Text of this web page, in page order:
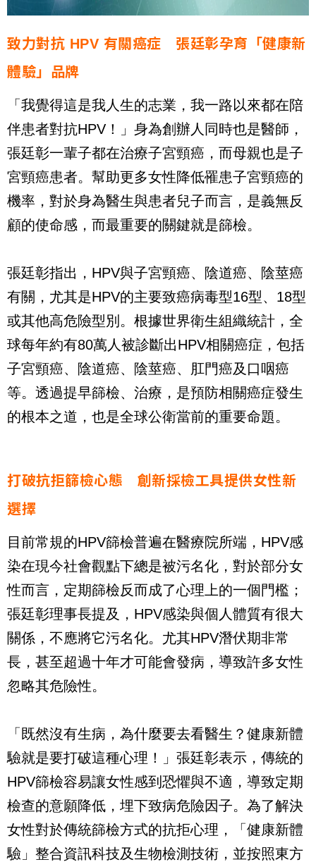
致力對抗 HPV 有關癌症 張廷彰孕育「健康新
體驗」品牌
「我覺得這是我人生的志業，我一路以來都在陪
伴患者對抗HPV！」身為創辦人同時也是醫師，
張廷彰一輩子都在治療子宮頸癌，而母親也是子
宮頸癌患者。幫助更多女性降低罹患子宮頸癌的
機率，對於身為醫生與患者兒子而言，是義無反
顧的使命感，而最重要的關鍵就是篩檢。
張廷彰指出，HPV與子宮頸癌、陰道癌、陰莖癌
有關，尤其是HPV的主要致癌病毒型16型、18型
或其他高危險型別。根據世界衛生組織統計，全
球每年約有80萬人被診斷出HPV相關癌症，包括
子宮頸癌、陰道癌、陰莖癌、肛門癌及口咽癌
等。透過提早篩檢、治療，是預防相關癌症發生
的根本之道，也是全球公衛當前的重要命題。
打破抗拒篩檢心態 創新採檢工具提供女性新
選擇
目前常規的HPV篩檢普遍在醫療院所端，HPV感
染在現今社會觀點下總是被污名化，對於部分女
性而言，定期篩檢反而成了心理上的一個門檻；
張廷彰理事長提及，HPV感染與個人體質有很大
關係，不應將它污名化。尤其HPV潛伏期非常
長，甚至超過十年才可能會發病，導致許多女性
忽略其危險性。
「既然沒有生病，為什麼要去看醫生？健康新體
驗就是要打破這種心理！」張廷彰表示，傳統的
HPV篩檢容易讓女性感到恐懼與不適，導致定期
檢查的意願降低，埋下致病危險因子。為了解決
女性對於傳統篩檢方式的抗拒心理，「健康新體
驗」整合資訊科技及生物檢測技術，並按照東方